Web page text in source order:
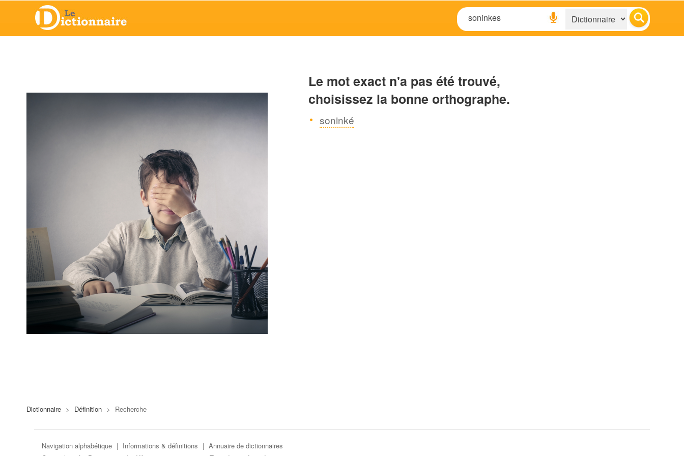
Le mot exact n'a pas été trouvé,
choisissez la bonne orthographe.
soninké
Dictionnaire > Définition > Recherche
Navigation alphabétique | Informations & définitions | Annuaire de dictionnaires